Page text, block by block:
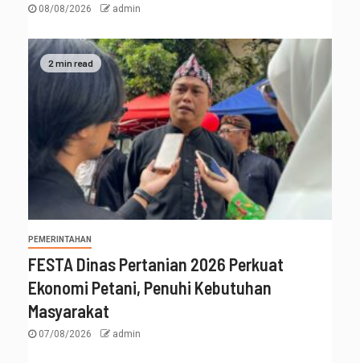
08/08/2026 admin
2 min read
PEMERINTAHAN
FESTA Dinas Pertanian 2026 Perkuat
Ekonomi Petani, Penuhi Kebutuhan
Masyarakat
07/08/2026 admin